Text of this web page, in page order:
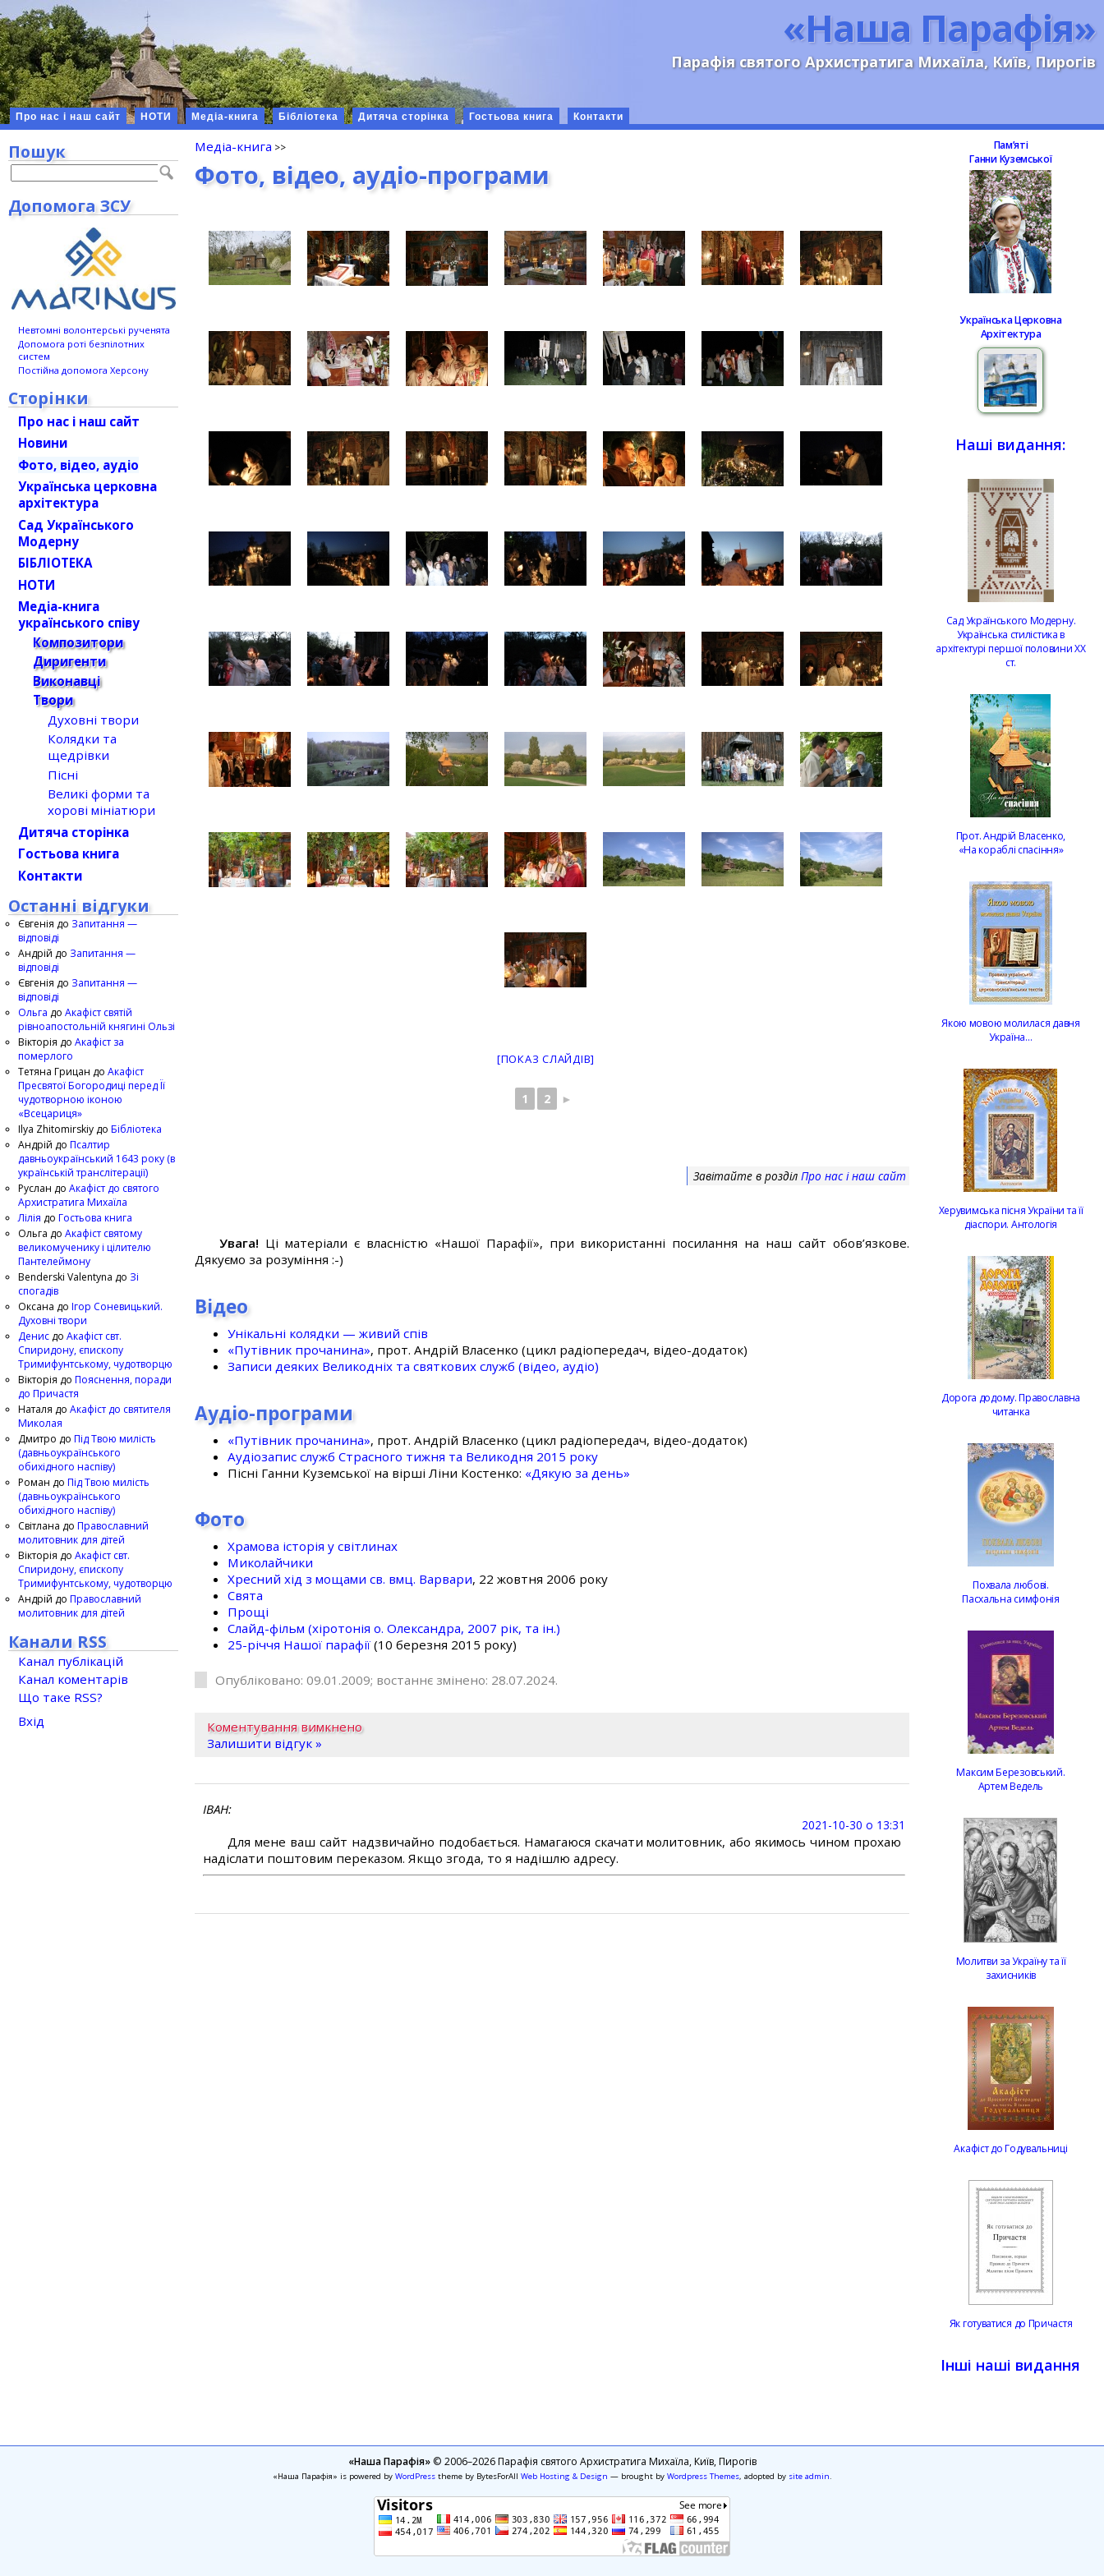
«Наша Парафія»
Парафія святого Архистратига Михаїла, Київ, Пирогів
Про нас і наш сайт НОТИ Медіа-книга Бібліотека Дитяча сторінка Гостьова книга Контакти
Медіа-книга
Фото, відео, аудіо-програми
[ПОКАЗ СЛАЙДІВ]
1 2 ►
Завітайте в розділ Про нас і наш сайт
Увага! Ці матеріали є власністю «Нашої Парафії», при використанні посилання на наш сайт обов’язкове.
Дякуємо за розуміння :-)
Відео
Унікальні колядки — живий спів
«Путівник прочанина», прот. Андрій Власенко (цикл радіопередач, відео-додаток)
Записи деяких Великодніх та святкових служб (відео, аудіо)
Аудіо-програми
«Путівник прочанина», прот. Андрій Власенко (цикл радіопередач, відео-додаток)
Аудіозапис служб Страсного тижня та Великодня 2015 року
Пісні Ганни Куземської на вірші Ліни Костенко: «Дякую за день»
Фото
Храмова історія у світлинах
Миколайчики
Хресний хід з мощами св. вмц. Варвари, 22 жовтня 2006 року
Свята
Прощі
Слайд-фільм (хіротонія о. Олександра, 2007 рік, та ін.)
25-рiччя Нашої парафiї (10 березня 2015 року)
Опубліковано: 09.01.2009; востаннє змінено: 28.07.2024.
Коментування вимкнено
Залишити відгук »
ІВАН
2021-10-30 о 13:31
Для мене ваш сайт надзвичайно подобається. Намагаюся скачати молитовник, або якимось чином прохаю
надіслати поштовим переказом. Якщо згода, то я надішлю адресу.
Пошук
Допомога ЗСУ
Невтомні волонтерські рученята
Допомога роті безпілотних
систем
Постійна допомога Херсону
Сторінки
Про нас і наш сайт
Новини
Фото, відео, аудіо
Українська церковна
архітектура
Сад Українського
Модерну
БІБЛІОТЕКА
НОТИ
Медіа-книга
українського співу
Композитори
Диригенти
Виконавці
Твори
Духовні твори
Колядки та
щедрівки
Пісні
Великі форми та
хорові мініатюри
Дитяча сторінка
Гостьова книга
Контакти
Останні відгуки
Євгенія до Запитання —
відповіді
Андрій до Запитання —
відповіді
Євгенія до Запитання —
відповіді
Ольга до Акафіст святій
рівноапостольній княгині Ользі
Вікторія до Акафіст за
померлого
Тетяна Грицан до Акафіст
Пресвятої Богородиці перед Її
чудотворною іконою
«Всецариця»
Ilya Zhitomirskiy до Бібліотека
Андрій до Псалтир
давньоукраїнський 1643 року (в
українській транслітерації)
Руслан до Акафіст до святого
Архистратига Михаїла
Лілія до Гостьова книга
Ольга до Акафіст святому
великомученику і цілителю
Пантелеймону
Benderski Valentyna до Зі
спогадів
Оксана до Ігор Соневицький.
Духовні твори
Денис до Акафіст свт.
Спиридону, єпископу
Тримифунтському, чудотворцю
Вікторія до Пояснення, поради
до Причастя
Наталя до Акафіст до святителя
Миколая
Дмитро до Під Твою милість
(давньоукраїнського
обихідного наспіву)
Роман до Під Твою милість
(давньоукраїнського
обихідного наспіву)
Світлана до Православний
молитовник для дітей
Вікторія до Акафіст свт.
Спиридону, єпископу
Тримифунтському, чудотворцю
Андрій до Православний
молитовник для дітей
Канали RSS
Канал публікацій
Канал коментарів
Що таке RSS?
Вхід
Памʼяті
Ганни Куземської
Українська Церковна
Архітектура
Наші видання:
Сад Українського Модерну.
Українська стилістика в
архітектурі першої половини ХХ
ст.
Прот. Андрій Власенко,
«На кораблі спасіння»
Якою мовою молилася давня
Україна…
Херувимська пісня України та її
діаспори. Антологія
Дорога додому. Православна
читанка
Похвала любові.
Пасхальна симфонія
Максим Березовський.
Артем Ведель
Молитви за Україну та її
захисників
Акафіст до Годувальниці
Як готуватися до Причастя
Інші наші видання
«Наша Парафія»© 2006–2026 Парафія святого Архистратига Михаїла, Київ, Пирогів
«Наша Парафія» is powered by WordPresstheme by BytesForAll Web Hosting & Design — brought by Wordpress Themes, adopted by site admin.